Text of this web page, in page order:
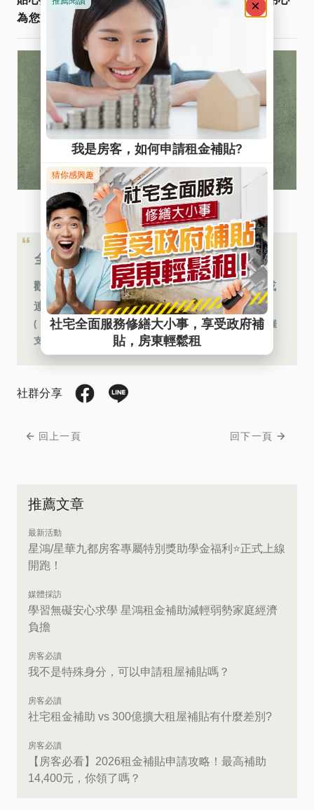
為您管好宅，找好宅！
全台服務據點👆
歡迎來電 0809-092-122 免費諮詢，或
連繫您的專員～期待您的來電
( ※免費客服網路電話︰若使用 Iphone 手機撥打，目前僅
支援 Safari 瀏覽器 )
社群分享
回上一頁 回下一頁
推薦文章
最新活動
星鴻/星華九都房客專屬特別獎助學金福利⭐正式上線
開跑！
媒體採訪
學習無礙安心求學 星鴻租金補助減輕弱勢家庭經濟
負擔
房客必讀
我不是特殊身分，可以申請租屋補貼嗎？
房客必讀
社宅租金補助 vs 300億擴大租屋補貼有什麼差別?
房客必讀
【房客必看】2026租金補貼申請攻略！最高補助
14,400元，你領了嗎？